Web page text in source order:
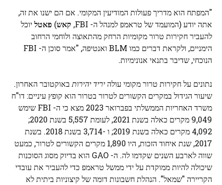
"המפתח הוא מדריך פעולות המודיעין המקומי. אם הם ישנו את זה,
אתה יודע (המועמד של טראמפ למנהל ה- FBI,
קאש) פאטליוכל
להעביר חקירות טרור מקומיות הרחק מהתאוצה ולוחמי הרחוב
הימניים, ולקראת דברים כמו BLM ואנטיפה, "אמר סוכן ה- FBI
הנוכחי, שדיבר בתנאי אנונימיות.
נתונים על חקירות טרור מקומי עולהיריד יהירותבאוקטובר האחרון.
שיעור הגידול במקרים הקשורים לטרור בטרור הוא קופץ עיניים: דו"ח
משרד האחריות הממשלתי בפברואר 2023 מצא כי ה- FBI שימש
9,049 מקרים כאלה בשנת 2021, לעומת 5,557 בשנת 2020;
4,092 מקרים כאלה בשנת 2019; ו -3,714 בשנת 2018. בשנת
2017, שנת איחוד הזכות, היו 1,890 מקרים הקשורים לטרור, כמעט
שווה לארבע השנים שקדמו לה. ה- GAO הוא בדיוק מסוג הסוכנות
שיכולה להיות ממוקדת על ידי ממשל טראמפ כדי להעביר את עובדי
הקריירה "שמאל". הנהלת חשבונות דומה של קיצוניות ביתית לא